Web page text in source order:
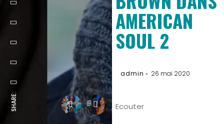
SHARE:
AMERICAN
SOUL 2
admin 26 mai 2020
Ecouter